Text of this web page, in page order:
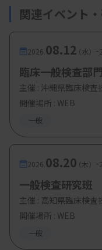
・内容6：体腔液症
佐伯仁志氏（国
臨床検査科）
【参加費・定員
・参加費：会員
・定 員：無制
・対 象：一般社
会 会員
関連イベント
2026. 08.12（水） -
臨床一般検査部
主催 : 沖縄県臨床検査
開催場所 : WEB
一般
2026. 08.20（木） -
一般検査研究班
主催 : 高知県臨床検査
開催場所 : WEB
一般